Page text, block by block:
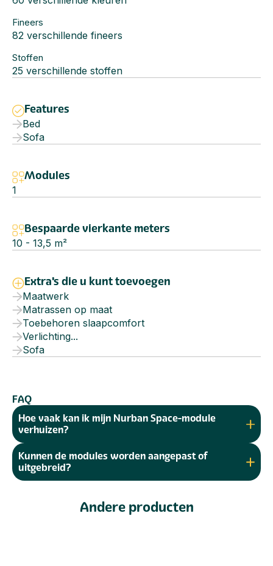
Fineers
82 verschillende fineers
Stoffen
25 verschillende stoffen
Features
Bed
Sofa
Modules
1
Bespaarde vierkante meters
10 - 13,5 m²
Extra's die u kunt toevoegen
Maatwerk
Matrassen op maat
Toebehoren slaapcomfort
Verlichting...
Sofa
FAQ
Hoe vaak kan ik mijn Nurban Space-module
verhuizen?
Kunnen de modules worden aangepast of
uitgebreid?
Andere producten